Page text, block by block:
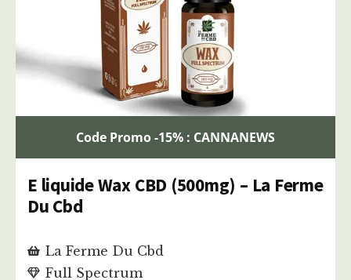
Code Promo -15% : CANNANEWS
E liquide Wax CBD (500mg) – La Ferme
Du Cbd
La Ferme Du Cbd
Full Spectrum